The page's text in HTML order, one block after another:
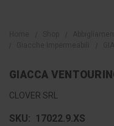
GIACCA
CLOVER SRL
SKU: 17022.9.XS